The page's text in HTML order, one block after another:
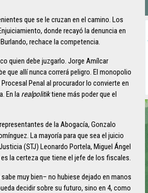
que se le cruzan en el camino. Los
donde recayó la denuncia en
rechace la competencia.
quien debe juzgarlo. Jorge Amílcar
que allí nunca correrá peligro. El monopolio
Penal al procurador lo convierte en
En la realpolitiktiene más poder que el
de la Abogacía, Gonzalo
La mayoría para que sea el juicio
(STJ) Leonardo Portela, Miguel Ángel
la certeza que tiene el jefe de los fiscales.
muy bien– no hubiese dejado en manos
decidir sobre su futuro, sino en 4, como